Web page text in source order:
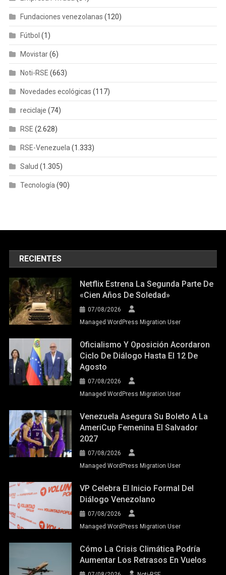
Fundaciones venezolanas (120)
Fútbol (1)
Movistar(6)
Noti-RSE (663)
Novedades ecológicas (117)
reciclaje (74)
RSE (2.628)
RSE-Venezuela (1.333)
Salud (1.305)
Tecnología (90)
RECIENTES
Netflix Estrena La Segunda Parte De
«Cien Años De Soledad»
07/08/2026
Managed WordPress Migration User
Oficialismo Y Oposición Acordaron
Ciclo De Diálogo Hasta El 12 De
Agosto
07/08/2026
Managed WordPress Migration User
Venezuela Asegura Su Boleto A La
AmeriCup Femenina El Salvador
2027
07/08/2026
Managed WordPress Migration User
VP Celebra El Inicio Formal Del
Diálogo Venezolano
07/08/2026
Managed WordPress Migration User
Cómo La Crisis Climática Podría
Aumentar Los Retrasos En Vuelos